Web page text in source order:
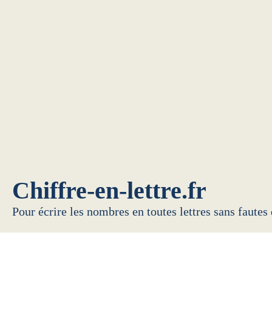
Chiffre-en-lettre.fr
Pour écrire les nombres en toutes lettres sans